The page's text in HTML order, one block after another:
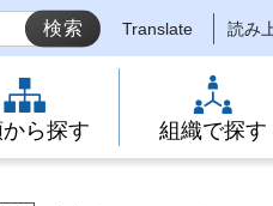
Translate 読み
ら探す 組織で探す